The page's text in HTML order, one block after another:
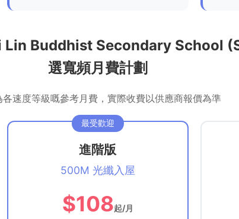
Lin Buddhist Secondary School
選寬頻月費計劃
各速度等級嘅參考月費，實際收費以供應商報價為準
進階版
500M 光纖入屋
$108起/月